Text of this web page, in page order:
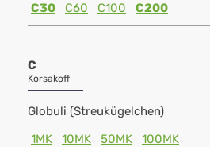
C30
C60 C100 C200
C
Korsakoff
Globuli (Streukügelchen)
1MK
10MK 50MK 100MK